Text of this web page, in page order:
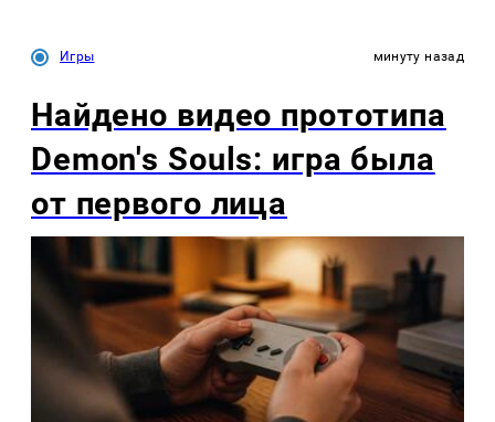
Игры минуту назад
Найдено видео прототипа
Demon's Souls: игра была
от первого лица